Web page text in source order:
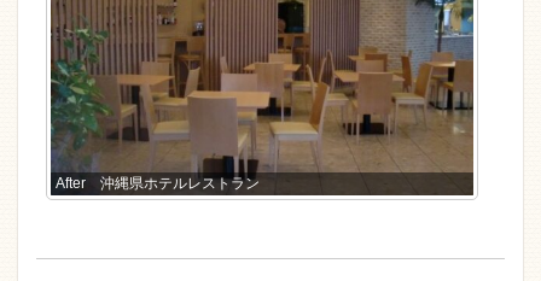
After 沖縄県ホテルレストラン